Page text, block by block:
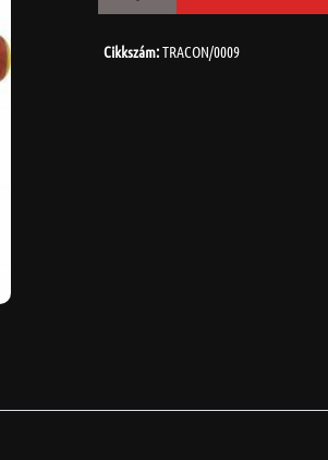
Cikkszám:TRACON/0009